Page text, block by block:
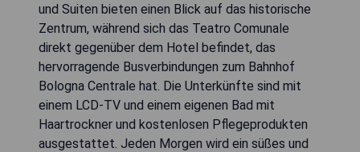
und Suiten bieten einen Blick auf das historische
Zentrum, während sich das Teatro Comunale
direkt gegenüber dem Hotel befindet, das
hervorragende Busverbindungen zum Bahnhof
Bologna Centrale hat. Die Unterkünfte sind mit
einem LCD-TV und einem eigenen Bad mit
Haartrockner und kostenlosen Pflegeprodukten
ausgestattet. Jeden Morgen wird ein süßes und